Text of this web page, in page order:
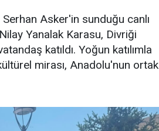
Asker'in sunduğu canlı
Yanalak Karasu, Divriği
katıldı. Yoğun katılımla
mirası, Anadolu'nun ortak